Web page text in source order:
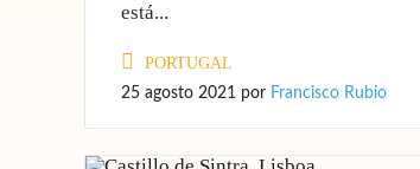
está...
PORTUGAL
25 agosto 2021 por Francisco Rubio